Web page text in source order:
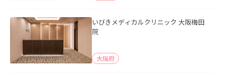
いびきメディカルクリニック 大阪梅田
院
大阪府